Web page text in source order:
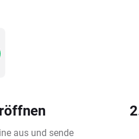
aus und sende